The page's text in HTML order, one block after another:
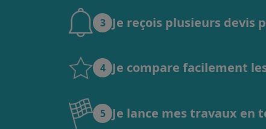
3 Je reçois plusieurs devis
4 Je compare facilement
5 Je lance mes travaux en